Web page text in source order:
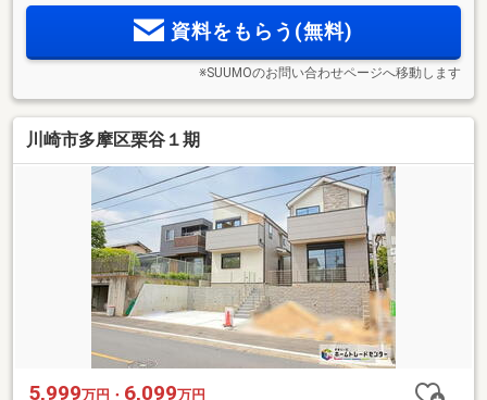
資料をもらう(無料)
※SUUMOのお問い合わせページへ移動します
川崎市多摩区栗谷１期
5,999万円・ 6,099万円